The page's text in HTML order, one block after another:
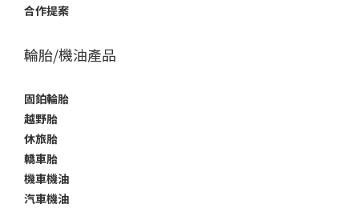
合作提案
輪胎/機油產品
固鉑輪胎
越野胎
休旅胎
轎車胎
機車機油
汽車機油